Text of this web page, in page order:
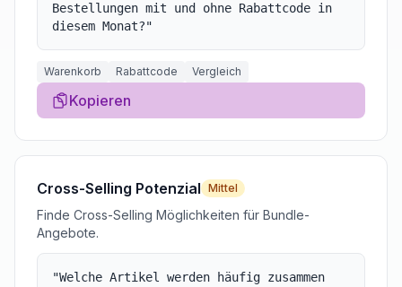
Bestellungen mit und ohne Rabattcode in
diesem Monat?"
Warenkorb Rabattcode Vergleich
Kopieren
Cross-Selling Potenzial Mittel
Finde Cross-Selling Möglichkeiten für Bundle-
Angebote.
"Welche Artikel werden häufig zusammen